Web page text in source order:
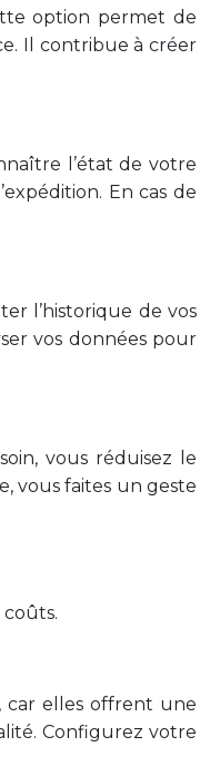
option permet de
Il contribue à créer
l’état de votre
En cas de
l’historique de vos
vos données pour
vous réduisez le
vous faites un geste
car elles offrent une
Configurez votre